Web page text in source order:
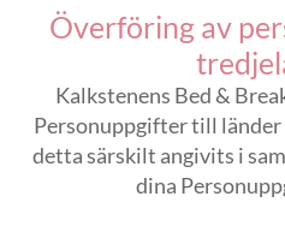
Överföring av
Kalkstenens Bed &
Personuppgifter till länder
detta särskilt angivits i
dina